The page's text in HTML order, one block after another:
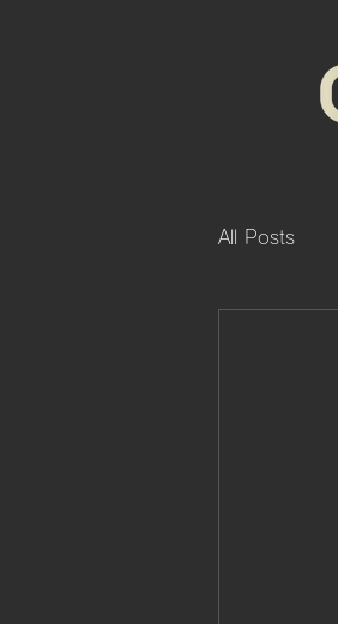
All Posts